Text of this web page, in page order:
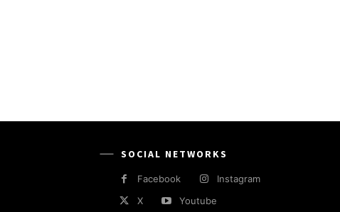
SOCIAL NETWORKS
Facebook
Instagram
X
Youtube